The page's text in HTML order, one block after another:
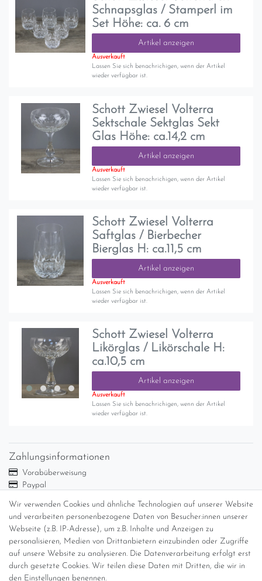
Schnapsglas / Stamperl im
Set Höhe: ca. 6 cm
Artikel anzeigen
Ausverkauft
Lassen Sie sich benachrichigen, wenn der Artikel
wieder verfügbar ist.
Schott Zwiesel Volterra
Sektschale Sektglas Sekt
Glas Höhe: ca.14,2 cm
Artikel anzeigen
Ausverkauft
Lassen Sie sich benachrichigen, wenn der Artikel
wieder verfügbar ist.
Schott Zwiesel Volterra
Saftglas / Bierbecher
Bierglas H: ca.11,5 cm
Artikel anzeigen
Ausverkauft
Lassen Sie sich benachrichigen, wenn der Artikel
wieder verfügbar ist.
Schott Zwiesel Volterra
Likörglas / Likörschale H:
ca.10,5 cm
Artikel anzeigen
Ausverkauft
Lassen Sie sich benachrichigen, wenn der Artikel
wieder verfügbar ist.
Wir verwenden Cookies und ähnliche Technologien auf unserer Website
und verarbeiten personenbezogene Daten von Besucher:innen unserer
Webseite (z.B. IP-Adresse), um z.B. Inhalte und Anzeigen zu
personalisieren, Medien von Drittanbietern einzubinden oder Zugriffe
auf unsere Website zu analysieren. Die Datenverarbeitung erfolgt erst
durch gesetzte Cookies. Wir teilen diese Daten mit Dritten, die wir in
den Einstellungen benennen.
Zahlungsinformationen
Vorabüberweisung
Paypal
Versandinformationen
Versand per GLS (6,90 Euro) oder DHL (8,49 Euro ) inkl. MwSt.
(innerhalb Deutschlands)